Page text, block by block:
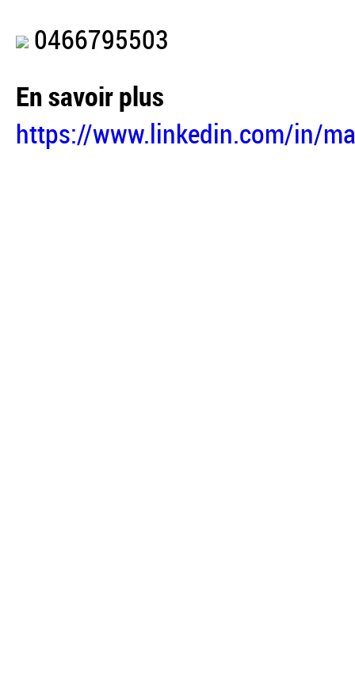
0466795503
En savoir plus
https://www.linkedin.com/in/